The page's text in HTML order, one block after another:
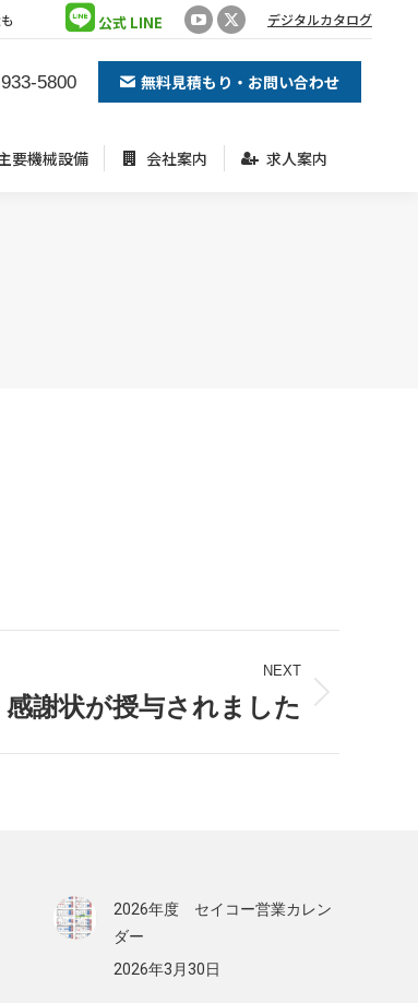
公式 LINE
YouTube
page
opens
new
window
X
page
opens
デジタルカタログ
5800 無料見積もり・お問い合わせ
要機械設備 会社案内 求人案内
NEXT
感謝状が授与されました
2026年度 セイコー営業カレン
ダー
2026年3月30日
要機械設備 会社案内 求人案内